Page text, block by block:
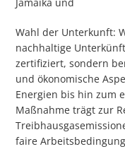
Wahl der Unterkunft:
nachhaltige
zertifiziert, sondern
und ökonomische
Energien bis hin zum
Maßnahme trägt zur
faire